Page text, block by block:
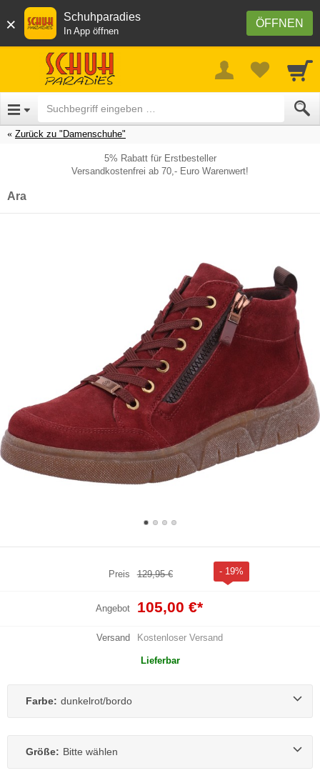
× ÖFFNEN
Schuhparadies
In App öffnen
Zurück zu "Damenschuhe"
5% Rabatt für Erstbesteller
Versandkostenfrei ab 70,- Euro Warenwert!
Ara
Preis 129,95 € - 19%
Angebot 105,00 €*
Versand Kostenloser Versand
Lieferbar
Farbe: dunkelrot/bordo
Größe: Bitte wählen